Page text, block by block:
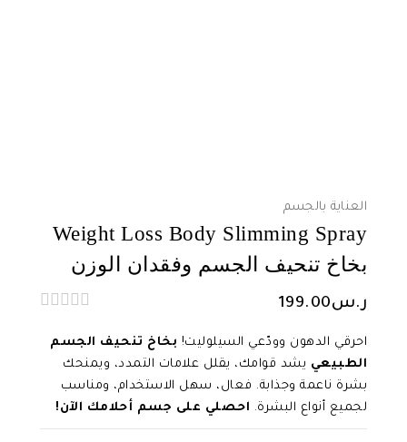
العناية بالجسم
Weight Loss Body Slimming Spray
بخاخ تنحيف الجسم وفقدان الوزن
ر.س199.00
احرقي الدهون وودّعي السيلوليت! بخاخ تنحيف الجسم
الطبيعي يشد قوامك، يقلل علامات التمدد، ويمنحك
بشرة ناعمة وجذابة. فعال، سهل الاستخدام، ومناسب
لجميع أنواع البشرة. احصلي على جسم أحلامك الآن!